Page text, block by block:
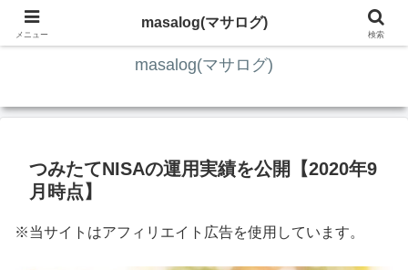
ITの知識4割・ガジェット4割・その他2割 の趣味ブログ
masalog(マサログ)
つみたてNISAの運用実績を公開【2020年9
月時点】
※当サイトはアフィリエイト広告を使用しています。
メニュー
masalog(マサログ)
検索